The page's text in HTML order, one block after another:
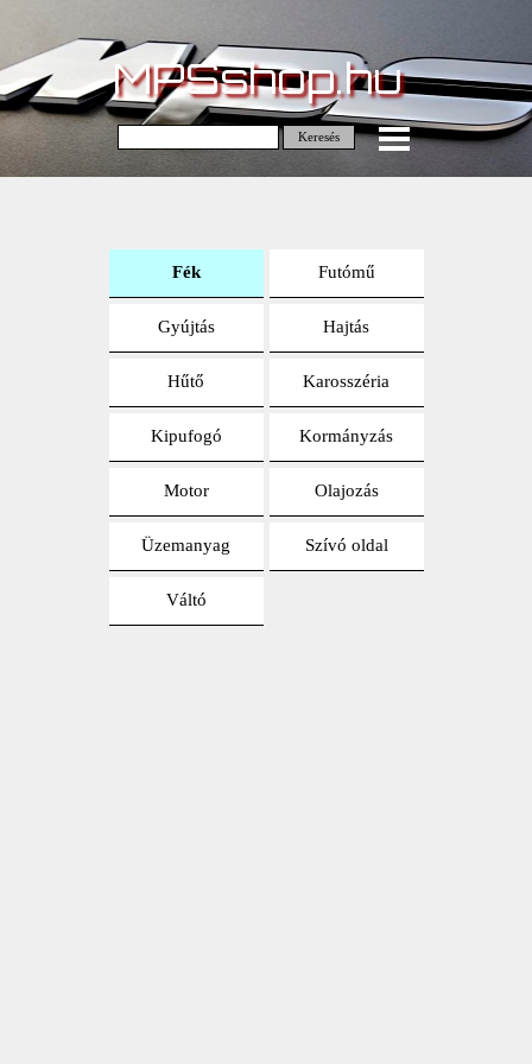
Keresés
MPSshop.hu
Fék Futómű
Gyújtás Hajtás
Hűtő Karosszéria
Kipufogó Kormányzás
Motor Olajozás
Üzemanyag Szívó oldal
Váltó